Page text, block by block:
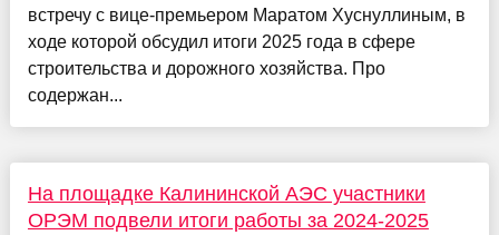
встречу с вице-премьером Маратом Хуснуллиным, в
ходе которой обсудил итоги 2025 года в сфере
строительства и дорожного хозяйства. Про
содержан...
На площадке Калининской АЭС участники
ОРЭМ подвели итоги работы за 2024-2025